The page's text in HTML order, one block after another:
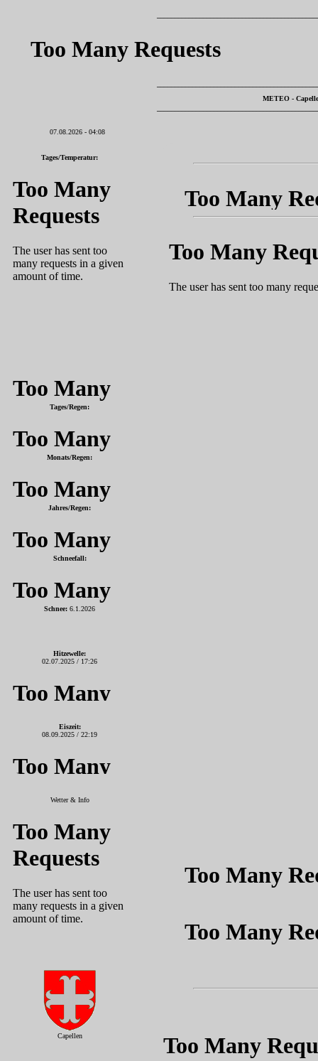
METEO -
07.08.2026 - 04:08
Tages/Temperatur:
Tages/Regen:
Monats/Regen:
Jahres/Regen:
Schneefall:
Schnee: 6.1.2026
Hitzewelle:
02.07.2025 / 17:26
Eiszeit:
08.09.2025 / 22:19
Wetter & Info
Capellen